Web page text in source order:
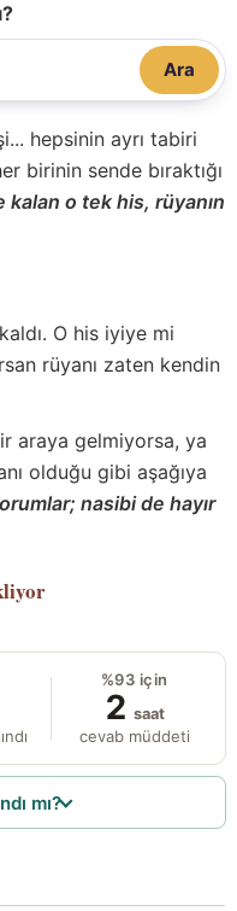
Ara
hepsinin ayrı tabiri
birinin sende bıraktığı
kalan o tek his, rüyanın
O his iyiye mi
rüyanı zaten kendin
araya gelmiyorsa, ya
olduğu gibi aşağıya
nasibi de hayır
%93 için
2 saat
cevab müddeti
mı?